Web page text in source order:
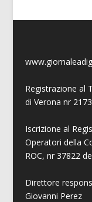
Registrazione al
di Verona nr
Iscrizione al
Operatori della
ROC, nr 37822
Direttore
Giovanni Perez